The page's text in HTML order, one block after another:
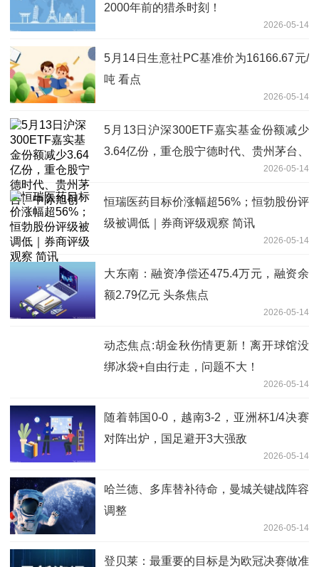
2000年前的猎杀时刻！
2026-05-14
5月14日生意社PC基准价为16166.67元/
吨 看点
2026-05-14
5月13日沪深300ETF嘉实基金份额减少
3.64亿份，重仓股宁德时代、贵州茅台、
2026-05-14
恒瑞医药目标价涨幅超56%；恒勃股份评
级被调低｜券商评级观察 简讯
2026-05-14
大东南：融资净偿还475.4万元，融资余
额2.79亿元 头条焦点
2026-05-14
动态焦点:胡金秋伤情更新！离开球馆没
绑冰袋+自由行走，问题不大！
2026-05-14
随着韩国0-0，越南3-2，亚洲杯1/4决赛
对阵出炉，国足避开3大强敌
2026-05-14
哈兰德、多库替补待命，曼城关键战阵容
调整
2026-05-14
登贝莱：最重要的目标是为欧冠决赛做准